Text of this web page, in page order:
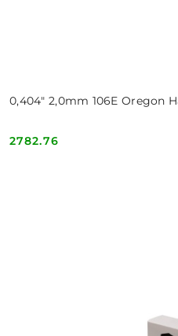
0,404" 2,0mm 106E Oregon
Cena:
2782.76